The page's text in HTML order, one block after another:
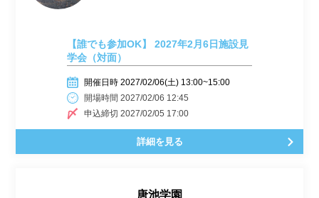
【誰でも参加OK】 2027年2月6日施設見
学会（対面）
開催日時 2027/02/06(土) 13:00~15:00
開場時間 2027/02/06 12:45
申込締切 2027/02/05 17:00
詳細を見る
唐池学園